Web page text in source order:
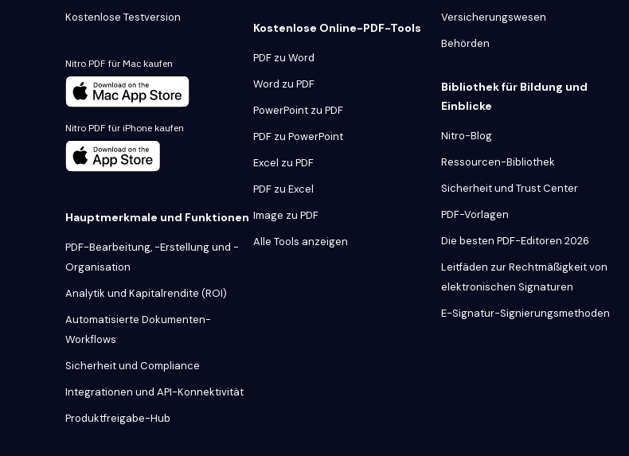
Kostenlose Testversion
Nitro PDF für Mac kaufen
Nitro PDF für iPhone kaufen
Hauptmerkmale und Funktionen
PDF-Bearbeitung, -Erstellung und -
Organisation
Analytik und Kapitalrendite (ROI)
Automatisierte Dokumenten-
Workflows
Sicherheit und Compliance
Integrationen und API-Konnektivität
Produktfreigabe-Hub
Kostenlose Online-PDF-Tools
PDF zu Word
Word zu PDF
PowerPoint zu PDF
PDF zu PowerPoint
Excel zu PDF
PDF zu Excel
Image zu PDF
Alle Tools anzeigen
Versicherungswesen
Behörden
Bibliothek für Bildung und
Einblicke
Nitro-Blog
Ressourcen-Bibliothek
Sicherheit und Trust Center
PDF-Vorlagen
Die besten PDF-Editoren 2026
Leitfäden zur Rechtmäßigkeit von
elektronischen Signaturen
E-Signatur-Signierungsmethoden